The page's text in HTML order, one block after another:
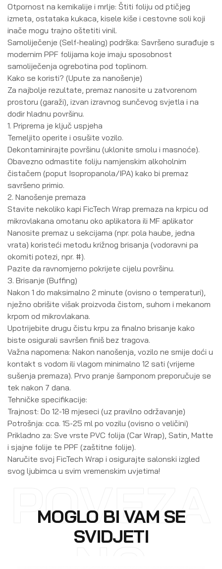
Otpornost na kemikalije i mrlje: Štiti foliju od ptičjeg
izmeta, ostataka kukaca, kisele kiše i cestovne soli koji
inače mogu trajno oštetiti vinil.
Samoliječenje (Self-healing) podrška: Savršeno surađuje s
modernim PPF folijama koje imaju sposobnost
samoliječenja ogrebotina pod toplinom.
Kako se koristi? (Upute za nanošenje)
Za najbolje rezultate, premaz nanosite u zatvorenom
prostoru (garaži), izvan izravnog sunčevog svjetla i na
dodir hladnu površinu.
1. Priprema je ključ uspjeha
Temeljito operite i osušite vozilo.
Dekontaminirajte površinu (uklonite smolu i masnoće).
Obavezno odmastite foliju namjenskim alkoholnim
čistačem (poput Isopropanola/IPA) kako bi premaz
savršeno primio.
2. Nanošenje premaza
Stavite nekoliko kapi FicTech Wrap premaza na krpicu od
mikrovlakana omotanu oko aplikatora ili MF aplikator
Nanosite premaz u sekcijama (npr. pola haube, jedna
vrata) koristeći metodu križnog brisanja (vodoravni pa
okomiti potezi, npr. #).
Pazite da ravnomjerno pokrijete cijelu površinu.
3. Brisanje (Buffing)
Nakon 1 do maksimalno 2 minute (ovisno o temperaturi),
nježno obrišite višak proizvoda čistom, suhom i mekanom
krpom od mikrovlakana.
Upotrijebite drugu čistu krpu za finalno brisanje kako
biste osigurali savršen finiš bez tragova.
Važna napomena: Nakon nanošenja, vozilo ne smije doći u
kontakt s vodom ili vlagom minimalno 12 sati (vrijeme
sušenja premaza). Prvo pranje šamponom preporučuje se
tek nakon 7 dana.
Tehničke specifikacije:
Trajnost: Do 12-18 mjeseci (uz pravilno održavanje)
Potrošnja: cca. 15-25 ml po vozilu (ovisno o veličini)
Prikladno za: Sve vrste PVC folija (Car Wrap), Satin, Matte
i sjajne folije te PPF (zaštitne folije).
Naručite svoj FicTech Wrap i osigurajte salonski izgled
svog ljubimca u svim vremenskim uvjetima!
MOGLO BI VAM SE
SVIDJETI
POVEZA